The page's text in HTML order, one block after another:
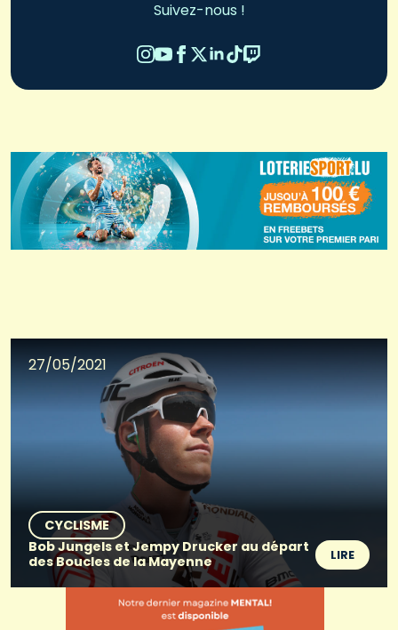
Suivez-nous !
27/05/2021
CYCLISME
Bob Jungels et Jempy Drucker au départ
des Boucles de la Mayenne
LIRE